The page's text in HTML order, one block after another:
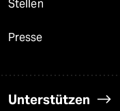
Stellen
Presse
Unterstützen